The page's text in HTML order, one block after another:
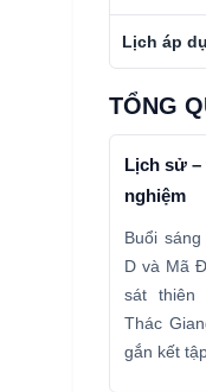
Lịch áp
TỔNG
Lịch sử –
nghiệm
Buổi
D và Mã
sát thiên
Thác
gắn kết